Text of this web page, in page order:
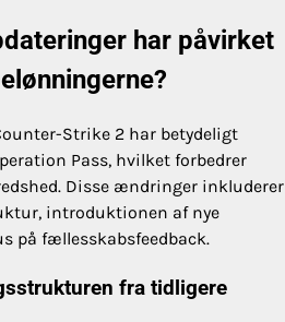
har påvirket
Strike 2 har betydeligt
Pass, hvilket forbedrer
Disse ændringer inkluderer
introduktionen af nye
på fællesskabsfeedback.
fra tidligere